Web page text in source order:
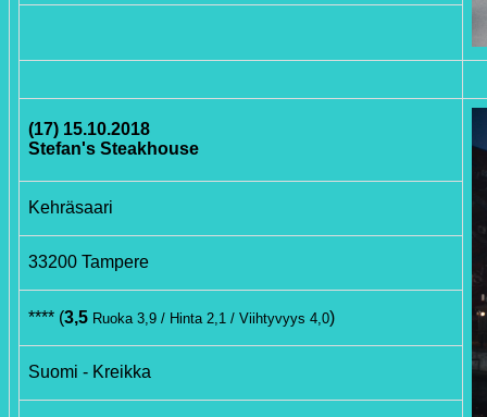
(17) 15.10.2018
Stefan's Steakhouse
Kehräsaari
33200 Tampere
**** (3,5 Ruoka 3,9 / Hinta 2,1 / Viihtyvyys 4,0)
Suomi - Kreikka